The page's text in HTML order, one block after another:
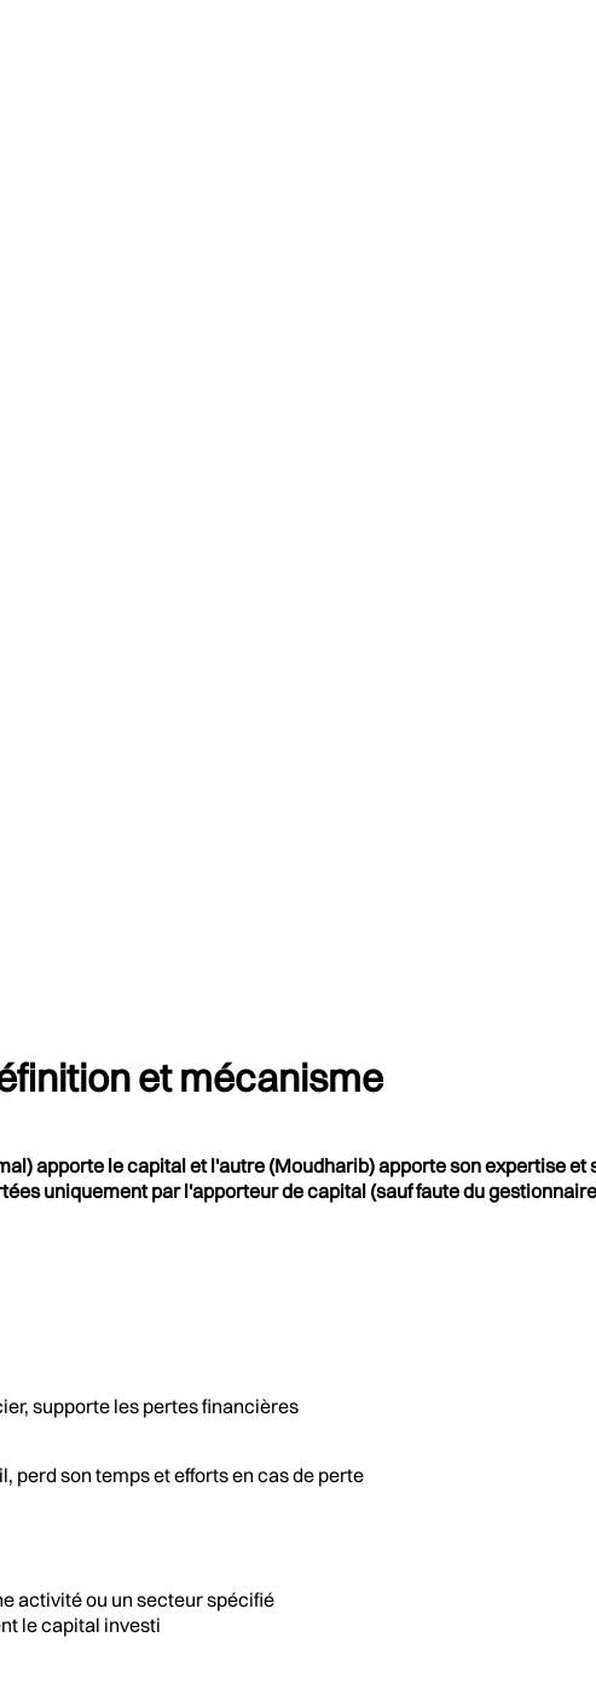
et mécanisme
apporte le capital et l'autre (Moudharib) apporte son expertise
uniquement par l'apporteur de capital (sauf faute du
supporte les pertes financières
perd son temps et efforts en cas de perte
activité ou un secteur spécifié
le capital investi